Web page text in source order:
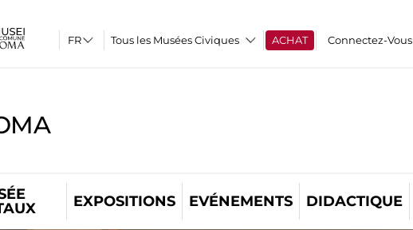
Tous les Musées Civiques ACHAT Connectez-Vous
EXPOSITIONS EVÉNEMENTS DIDACTIQUE